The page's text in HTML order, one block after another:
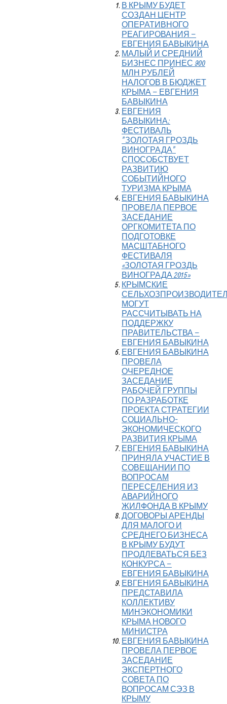
В КРЫМУ БУДЕТ
СОЗДАН ЦЕНТР
ОПЕРАТИВНОГО
РЕАГИРОВАНИЯ –
ЕВГЕНИЯ БАВЫКИНА
МАЛЫЙ И СРЕДНИЙ
БИЗНЕС ПРИНЕС 900
МЛН РУБЛЕЙ
НАЛОГОВ В БЮДЖЕТ
КРЫМА – ЕВГЕНИЯ
БАВЫКИНА
ЕВГЕНИЯ
БАВЫКИНА:
ФЕСТИВАЛЬ
"ЗОЛОТАЯ ГРОЗДЬ
ВИНОГРАДА"
СПОСОБСТВУЕТ
РАЗВИТИЮ
СОБЫТИЙНОГО
ТУРИЗМА КРЫМА
ЕВГЕНИЯ БАВЫКИНА
ПРОВЕЛА ПЕРВОЕ
ЗАСЕДАНИЕ
ОРГКОМИТЕТА ПО
ПОДГОТОВКЕ
МАСШТАБНОГО
ФЕСТИВАЛЯ
«ЗОЛОТАЯ ГРОЗДЬ
ВИНОГРАДА 2015»
КРЫМСКИЕ
МОГУТ
РАССЧИТЫВАТЬ НА
ПОДДЕРЖКУ
ПРАВИТЕЛЬСТВА –
ЕВГЕНИЯ БАВЫКИНА
ЕВГЕНИЯ БАВЫКИНА
ПРОВЕЛА
ОЧЕРЕДНОЕ
ЗАСЕДАНИЕ
РАБОЧЕЙ ГРУППЫ
ПО РАЗРАБОТКЕ
ПРОЕКТА СТРАТЕГИИ
СОЦИАЛЬНО-
ЭКОНОМИЧЕСКОГО
РАЗВИТИЯ КРЫМА
ЕВГЕНИЯ БАВЫКИНА
ПРИНЯЛА УЧАСТИЕ В
СОВЕЩАНИИ ПО
ВОПРОСАМ
ПЕРЕСЕЛЕНИЯ ИЗ
АВАРИЙНОГО
ЖИЛФОНДА В КРЫМУ
ДОГОВОРЫ АРЕНДЫ
ДЛЯ МАЛОГО И
СРЕДНЕГО БИЗНЕСА
В КРЫМУ БУДУТ
ПРОДЛЕВАТЬСЯ БЕЗ
КОНКУРСА –
ЕВГЕНИЯ БАВЫКИНА
ЕВГЕНИЯ БАВЫКИНА
ПРЕДСТАВИЛА
КОЛЛЕКТИВУ
МИНЭКОНОМИКИ
КРЫМА НОВОГО
МИНИСТРА
ЕВГЕНИЯ БАВЫКИНА
ПРОВЕЛА ПЕРВОЕ
ЗАСЕДАНИЕ
ЭКСПЕРТНОГО
СОВЕТА ПО
ВОПРОСАМ СЭЗ В
КРЫМУ